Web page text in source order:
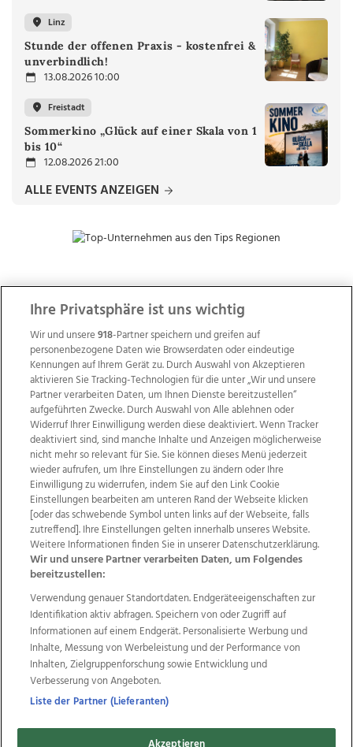
Linz
Stunde der offenen Praxis - kostenfrei &
unverbindlich!
13.08.2026 10:00
Freistadt
Sommerkino „Glück auf einer Skala von 1
bis 10“
12.08.2026 21:00
ALLE EVENTS ANZEIGEN
ZUR NACHRICHTENÜBERSICHT
Wir über uns Mediadaten Kontakt
Jobs
Datenschutz
Impressum
AGB Anzeigekunden
AGB Website
Ehrenkodex Politische Werbung
Weitere Angebote des Medienhauses Wimmer
TV1 di-mog-i.at OÖNow
Ischler Woche
Life Radio
OÖNachrichten
OÖN Immobilien
OÖN Karriere
OÖN Reise
Promenaden Galerien
Regionaljobs
wasistlos.at
Ihre Privatsphäre ist uns wichtig
Wir und unsere918-Partner speichern und greifen auf
personenbezogene Daten wie Browserdaten oder eindeutige
Kennungen auf Ihrem Gerät zu. Durch Auswahl von Akzeptieren
aktivieren Sie Tracking-Technologien für die unter „Wir und unsere
Partner verarbeiten Daten, um Ihnen Dienste bereitzustellen“
aufgeführten Zwecke. Durch Auswahl von Alle ablehnen oder
Widerruf Ihrer Einwilligung werden diese deaktiviert. Wenn Tracker
deaktiviert sind, sind manche Inhalte und Anzeigen möglicherweise
nicht mehr so relevant für Sie. Sie können dieses Menü jederzeit
wieder aufrufen, um Ihre Einstellungen zu ändern oder Ihre
Einwilligung zu widerrufen, indem Sie auf den Link Cookie
Einstellungen bearbeiten am unteren Rand der Webseite klicken
[oder das schwebende Symbol unten links auf der Webseite, falls
zutreffend]. Ihre Einstellungen gelten innerhalb unseres Website.
Weitere Informationen finden Sie in unserer Datenschutzerklärung.
Wir und unsere Partner verarbeiten Daten, um Folgendes
bereitzustellen:
Verwendung genauer Standortdaten. Endgeräteeigenschaften zur
Identifikation aktiv abfragen. Speichern von oder Zugriff auf
Informationen auf einem Endgerät. Personalisierte Werbung und
Inhalte, Messung von Werbeleistung und der Performance von
Inhalten, Zielgruppenforschung sowie Entwicklung und
Verbesserung von Angeboten.
Liste der Partner (Lieferanten)